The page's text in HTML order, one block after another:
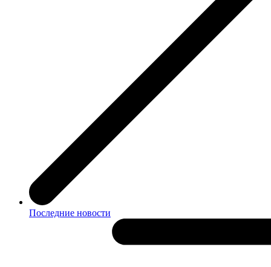
Последние новости